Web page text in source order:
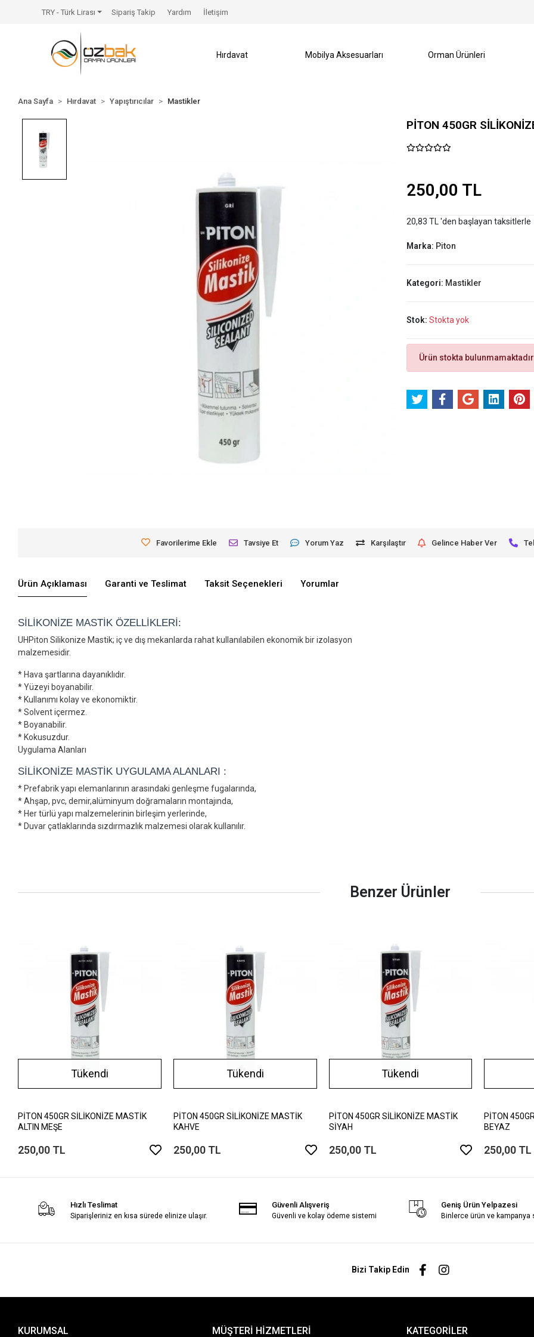
TRY - Türk Lirası Sipariş Takip Yardım İletişim
Hırdavat Mobilya Aksesuarları Orman Ürünleri
Ana Sayfa Hırdavat Yapıştırıcılar Mastikler
PİTON 450GR
250,00 TL
20,83 TL 'den başlayan taksitlerle
Marka: Piton
Kategori: Mastikler
Stok: Stokta yok
Ürün stokta
Favorilerime Ekle Tavsiye Et Yorum Yaz Karşılaştır Gelince Haber Ver
Ürün Açıklaması Garanti ve Teslimat Taksit Seçenekleri Yorumlar
SİLİKONİZE MASTİK ÖZELLİKLERİ:
UHPiton Silikonize Mastik; iç ve dış mekanlarda rahat kullanılabilen ekonomik bir izolasyon
malzemesidir.
* Hava şartlarına dayanıklıdır.
* Yüzeyi boyanabilir.
* Kullanımı kolay ve ekonomiktir.
* Solvent içermez.
* Boyanabilir.
* Kokusuzdur.
Uygulama Alanları
SİLİKONİZE MASTİK UYGULAMA ALANLARI :
* Prefabrik yapı elemanlarının arasındaki genleşme fugalarında,
* Ahşap, pvc, demir,alüminyum doğramaların montajında,
* Her türlü yapı malzemelerinin birleşim yerlerinde,
* Duvar çatlaklarında sızdırmazlık malzemesi olarak kullanılır.
Benzer Ürünler
Tükendi
PİTON 450GR SİLİKONİZE MASTİK
ALTIN MEŞE
250,00 TL
Tükendi
PİTON 450GR SİLİKONİZE MASTİK
KAHVE
250,00 TL
Tükendi
PİTON 450GR SİLİKONİZE MASTİK
SİYAH
250,00 TL
PİTON
BEYAZ
250,00 TL
Hızlı Teslimat
Siparişleriniz en kısa sürede elinize ulaşır.
Güvenli Alışveriş
Güvenli ve kolay ödeme sistemi
Geniş Ürün Yelpazesi
Binlerce ürün ve kampanya
Bizi Takip Edin
KURUMSAL MÜŞTERİ HİZMETLERİ KATEGORİLER